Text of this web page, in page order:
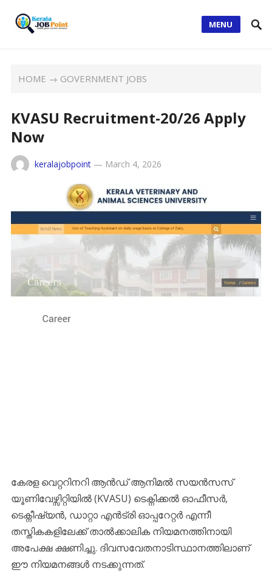
MENU
HOME → GOVERNMENT JOBS
KVASU Recruitment-20/26 Apply
Now
keralajobpoint— March 4, 2026
കേരള വെറ്ററിനറി ആൻഡ് ആനിമൽ സയൻസസ്
യൂണിവേഴ്സിറ്റിയിൽ (KVASU) ടെക്നിക്കൽ ഓഫീസർ,
ടെക്നീഷ്യൻ, ഡാറ്റാ എൻട്രി ഓപ്പറേറ്റർ എന്നീ
തസ്തികകളിലേക്ക് താൽക്കാലിക നിയമനത്തിനായി
അപേക്ഷ ക്ഷണിച്ചു. ദിവസവേതനാടിസ്ഥാനത്തിലാണ്
ഈ നിയമനങ്ങൾ നടക്കുന്നത്.